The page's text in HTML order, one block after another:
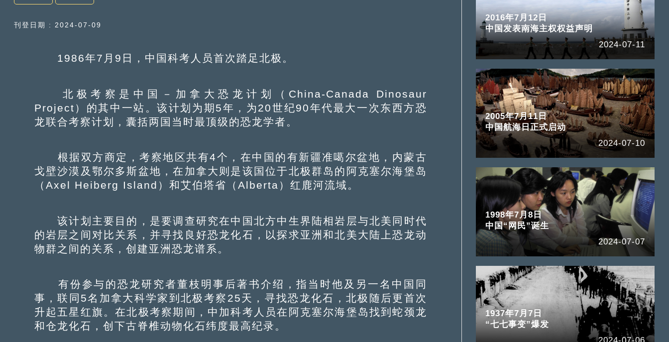
刊登日期 : 2024-07-09
1986年7月9日，中国科考人员首次踏足北极。
北极考察是中国－加拿大恐龙计划（China-Canada Dinosaur
Project）的其中一站。该计划为期5年，为20世纪90年代最大一次东西方恐
龙联合考察计划，囊括两国当时最顶级的恐龙学者。
根据双方商定，考察地区共有4个，在中国的有新疆准噶尔盆地，内蒙古
戈壁沙漠及鄂尔多斯盆地，在加拿大则是该国位于北极群岛的阿克塞尔海堡岛
（Axel Heiberg Island）和艾伯塔省（Alberta）红鹿河流域。
该计划主要目的，是要调查研究在中国北方中生界陆相岩层与北美同时代
的岩层之间对比关系，并寻找良好恐龙化石，以探求亚洲和北美大陆上恐龙动
物群之间的关系，创建亚洲恐龙谱系。
有份参与的恐龙研究者董枝明事后著书介绍，指当时他及另一名中国同
事，联同5名加拿大科学家到北极考察25天，寻找恐龙化石，北极随后更首次
升起五星红旗。在北极考察期间，中加科考人员在阿克塞尔海堡岛找到蛇颈龙
和仓龙化石，创下古脊椎动物化石纬度最高纪录。
2016年7月12日
中国发表南海主权权益声明
2024-07-11
2005年7月11日
中国航海日正式启动
2024-07-10
1998年7月8日
中国“网民”诞生
2024-07-07
1937年7月7日
“七七事变”爆发